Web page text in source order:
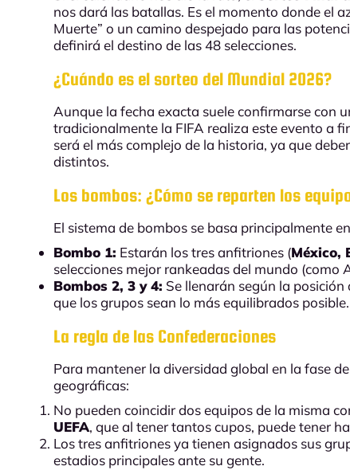
nos dará las batallas. Es el momento donde el
Muerte” o un camino despejado para las
definirá el destino de las 48 selecciones.
¿Cuándo es el sorteo del Mundial 2026?
Aunque la fecha exacta suele confirmarse con
tradicionalmente la FIFA realiza este evento a
será el más complejo de la historia, ya que
distintos.
Los bombos: ¿Cómo se reparten los
El sistema de bombos se basa principalmente
Bombo 1: Estarán los tres anfitriones (México,
selecciones mejor rankeadas del mundo (como
Bombos 2, 3 y 4: Se llenarán según la
que los grupos sean lo más equilibrados posible.
La regla de las Confederaciones
Para mantener la diversidad global en la fase
geográficas:
No pueden coincidir dos equipos de la misma
UEFA, que al tener tantos cupos, puede tener
Los tres anfitriones ya tienen asignados sus
estadios principales ante su gente.